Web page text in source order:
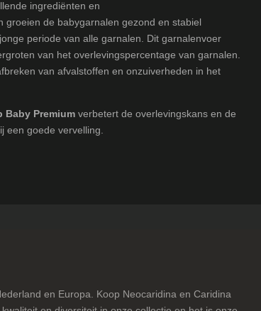
ingrediënten en
groeien de babygarnalen gezond en stabiel
jonge periode van alle garnalen. Dit garnalenvoer
van het overlevingspercentage van garnalen.
fbreken van afvalstoffen en onzuiverheden in het
Baby Premium verbetert de overlevingskans en de
een goede vervelling.
en Europa. Koop Neocaridina en Caridina